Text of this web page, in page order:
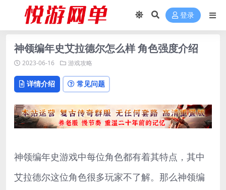
登录
神领编年史艾拉德尔怎么样 角色强度介绍
2023-06-16 游戏攻略
详情介绍 常见问题
神领编年史游戏中每位角色都有着其特点，其中
艾拉德尔这位角色很多玩家不了解。那么神领编